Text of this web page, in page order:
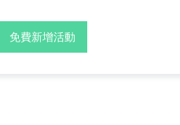
免費新增活動